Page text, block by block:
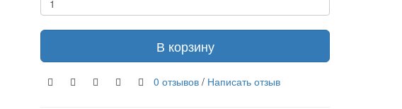
В корзину
0 отзывов / Написать отзыв